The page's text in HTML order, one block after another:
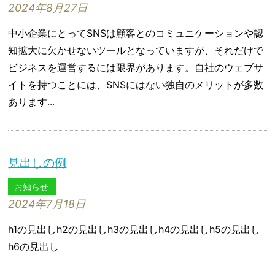
2024年8月27日
中小企業にとってSNSは顧客とのコミュニケーションや認
知拡大に欠かせないツールとなっていますが、それだけで
ビジネスを運営するには限界があります。自社のウェブサ
イトを持つことには、SNSにはない独自のメリットが多数
あります...
見出しの例
お知らせ
2024年7月18日
h1の見出しh2の見出しh3の見出しh4の見出しh5の見出し
h6の見出し